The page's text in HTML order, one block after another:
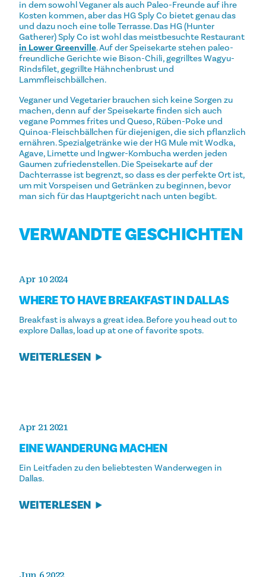
in dem sowohl Veganer als auch Paleo-Freunde auf ihre
Kosten kommen, aber das HG Sply Co bietet genau das
und dazu noch eine tolle Terrasse. Das HG (Hunter
Gatherer) Sply Co ist wohl das meistbesuchte Restaurant
in Lower Greenville. Auf der Speisekarte stehen paleo-
freundliche Gerichte wie Bison-Chili, gegrilltes Wagyu-
Rindsfilet, gegrillte Hähnchenbrust und
Lammfleischbällchen.
Veganer und Vegetarier brauchen sich keine Sorgen zu
machen, denn auf der Speisekarte finden sich auch
vegane Pommes frites und Queso, Rüben-Poke und
Quinoa-Fleischbällchen für diejenigen, die sich pflanzlich
ernähren. Spezialgetränke wie der HG Mule mit Wodka,
Agave, Limette und Ingwer-Kombucha werden jeden
Gaumen zufriedenstellen. Die Speisekarte auf der
Dachterrasse ist begrenzt, so dass es der perfekte Ort ist,
um mit Vorspeisen und Getränken zu beginnen, bevor
man sich für das Hauptgericht nach unten begibt.
VERWANDTE GESCHICHTEN
Apr 10 2024
WHERE TO HAVE BREAKFAST IN DALLAS
Breakfast is always a great idea. Before you head out to
explore Dallas, load up at one of favorite spots.
WEITERLESEN
Apr 21 2021
EINE WANDERUNG MACHEN
Ein Leitfaden zu den beliebtesten Wanderwegen in
Dallas.
WEITERLESEN